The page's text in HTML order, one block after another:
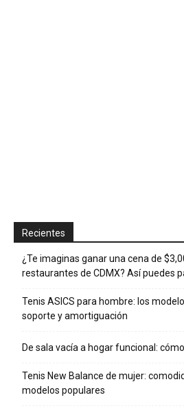
Recientes
¿Te imaginas ganar una cena de
restaurantes de CDMX? Así puedes
Tenis ASICS para hombre: los
soporte y amortiguación
De sala vacía a hogar funcional:
Tenis New Balance de mujer:
modelos populares